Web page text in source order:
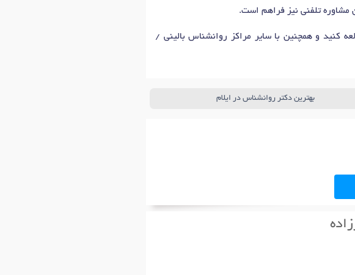
مشاوره تلفنی نیز فراهم است.
کنید و همچنین با سایر مراکز روانشناس بالینی /
بهترین دکتر روانشناس در ایلام